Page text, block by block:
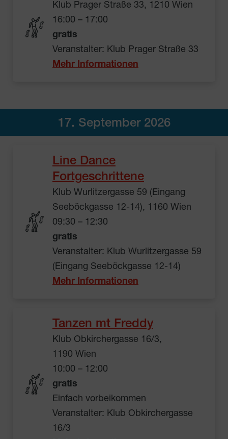
Klub Prager Straße 33, 1210 Wien
16:00 – 17:00
gratis
Veranstalter: Klub Prager Straße 33
Mehr Informationen
17. September 2026
Line Dance
Fortgeschrittene
Klub Wurlitzergasse 59 (Eingang
Seeböckgasse 12-14), 1160 Wien
09:30 – 12:30
gratis
Veranstalter: Klub Wurlitzergasse 59
(Eingang Seeböckgasse 12-14)
Mehr Informationen
Tanzen mt Freddy
Klub Obkirchergasse 16/3,
1190 Wien
10:00 – 12:00
gratis
Einfach vorbeikommen
Veranstalter: Klub Obkirchergasse
16/3